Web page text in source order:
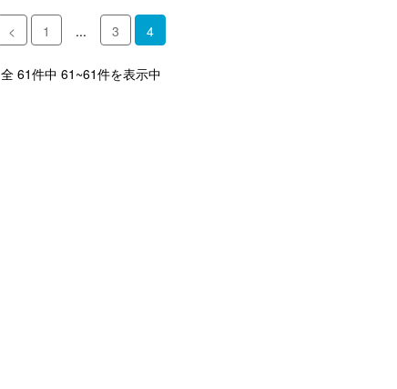
< 1 ... 3 4
全 61件中 61~61件を表示中